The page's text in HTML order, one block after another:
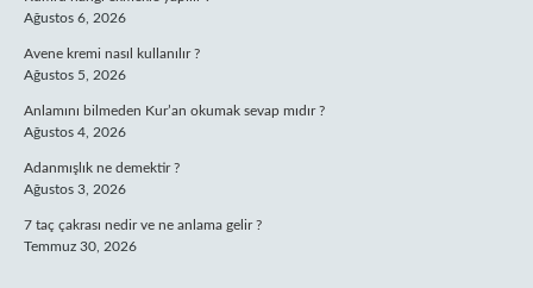
Ağustos 6, 2026
Avene kremi nasıl kullanılır ?
Ağustos 5, 2026
Anlamını bilmeden Kur’an okumak sevap mıdır ?
Ağustos 4, 2026
Adanmışlık ne demektir ?
Ağustos 3, 2026
7 taç çakrası nedir ve ne anlama gelir ?
Temmuz 30, 2026